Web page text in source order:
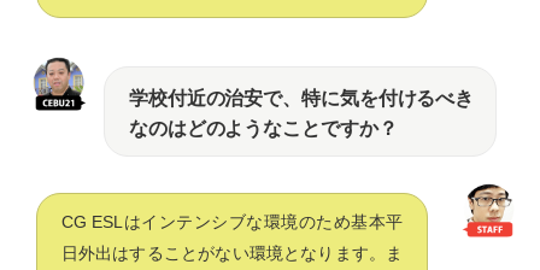
学校付近の治安で、特に気を付けるべき
なのはどのようなことですか？
CG ESLはインテンシブな環境のため基本平
日外出はすることがない環境となります。ま